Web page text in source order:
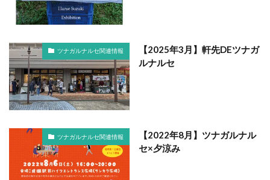
ツナガルナルセ関連情報
【2025年3月】軒先DEツナガ
ルナルセ
ツナガルナルセ関連情報
【2022年8月】ツナガルナル
セ×夕涼み